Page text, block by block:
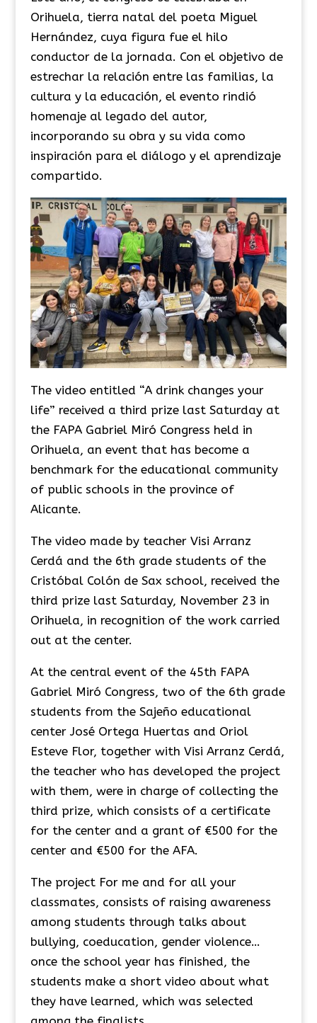
Orihuela, tierra natal del poeta Miguel
Hernández, cuya figura fue el hilo
conductor de la jornada. Con el objetivo de
estrechar la relación entre las familias, la
cultura y la educación, el evento rindió
homenaje al legado del autor,
incorporando su obra y su vida como
inspiración para el diálogo y el aprendizaje
compartido.
The video entitled “A drink changes your
life” received a third prize last Saturday at
the FAPA Gabriel Miró Congress held in
Orihuela, an event that has become a
benchmark for the educational community
of public schools in the province of
Alicante.
The video made by teacher Visi Arranz
Cerdá and the 6th grade students of the
Cristóbal Colón de Sax school, received the
third prize last Saturday, November 23 in
Orihuela, in recognition of the work carried
out at the center.
At the central event of the 45th FAPA
Gabriel Miró Congress, two of the 6th grade
students from the Sajeño educational
center José Ortega Huertas and Oriol
Esteve Flor, together with Visi Arranz Cerdá,
the teacher who has developed the project
with them, were in charge of collecting the
third prize, which consists of a certificate
for the center and a grant of €500 for the
center and €500 for the AFA.
The project For me and for all your
classmates, consists of raising awareness
among students through talks about
bullying, coeducation, gender violence…
once the school year has finished, the
students make a short video about what
they have learned, which was selected